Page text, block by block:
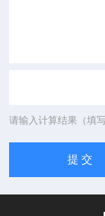
请输入计算结果（填